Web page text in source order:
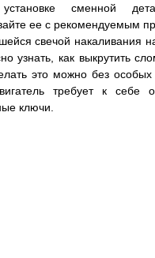
сменной
ее с рекомендуемым
свечой накаливания
узнать, как выкрутить
это можно без
требует к
ключи.